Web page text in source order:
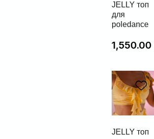
JELLY топ
для
poledance
1,550.00
JELLY топ